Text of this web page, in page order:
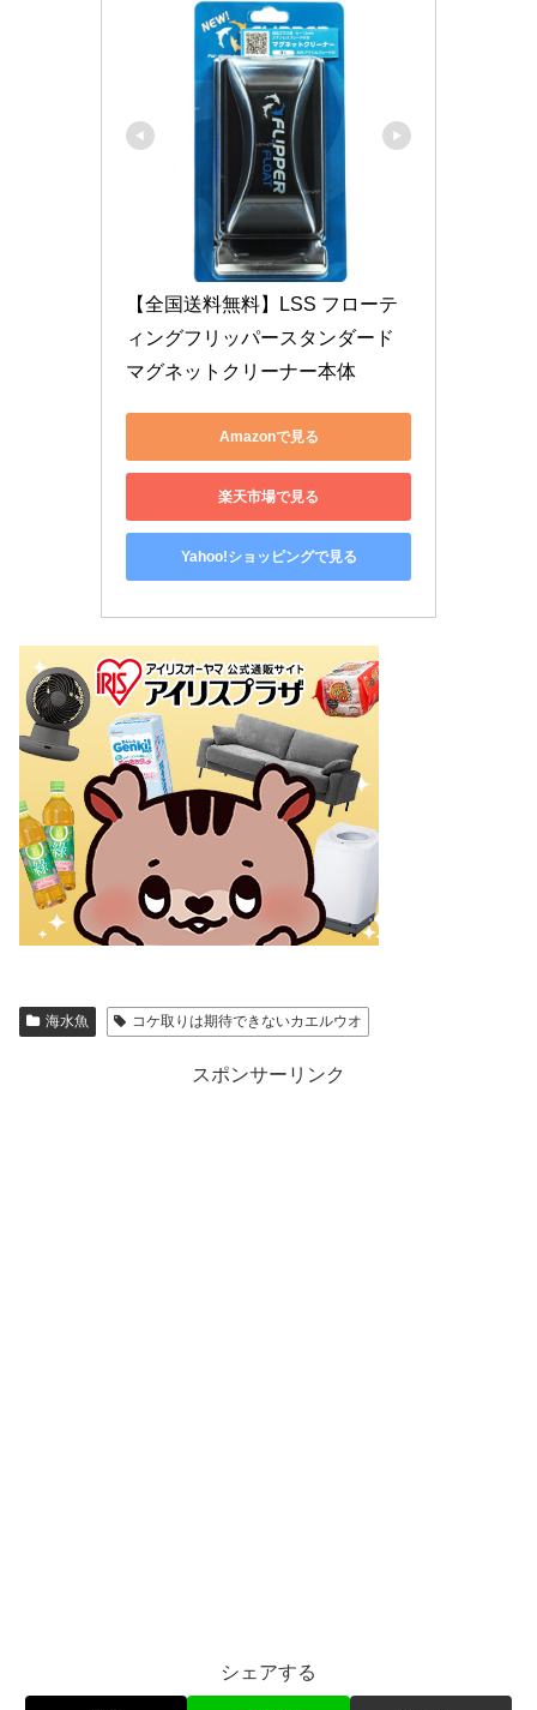
【全国送料無料】LSS フローテ
ィングフリッパースタンダード
マグネットクリーナー本体
Amazonで見る
楽天市場で見る
Yahoo!ショッピングで見る
海水魚 コケ取りは期待できないカエルウオ
スポンサーリンク
シェアする